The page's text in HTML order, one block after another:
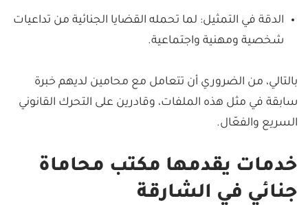
الدقة في التمثيل: لما تحمله القضايا الجنائية من تداعيات
شخصية ومهنية واجتماعية.
بالتالي، من الضروري أن تتعامل مع محامين لديهم خبرة
سابقة في مثل هذه الملفات، وقادرين على التحرك القانوني
السريع والفعّال.
خدمات يقدمها مكتب محاماة
جنائي في الشارقة